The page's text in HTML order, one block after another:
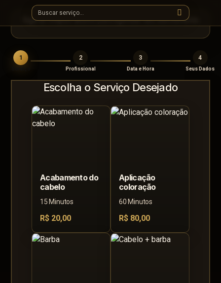
Siga as etapas abaixo para agendar seu atendimento
1 2
Profissional
3
Data e Hora
4
Seus Dados
Escolha o Serviço Desejado
Acabamento do
cabelo
15 Minutos
R$ 20,00
Aplicação
coloração
60 Minutos
R$ 80,00